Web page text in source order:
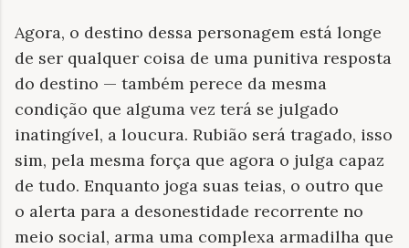
Agora, o destino dessa personagem está longe
de ser qualquer coisa de uma punitiva resposta
do destino — também perece da mesma
condição que alguma vez terá se julgado
inatingível, a loucura. Rubião será tragado, isso
sim, pela mesma força que agora o julga capaz
de tudo. Enquanto joga suas teias, o outro que
o alerta para a desonestidade recorrente no
meio social, arma uma complexa armadilha que